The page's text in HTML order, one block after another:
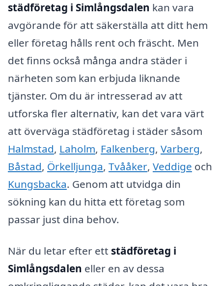
städföretag i Simlångsdalen kan vara
avgörande för att säkerställa att ditt hem
eller företag hålls rent och fräscht. Men
det finns också många andra städer i
närheten som kan erbjuda liknande
tjänster. Om du är intresserad av att
utforska fler alternativ, kan det vara värt
att överväga städföretag i städer såsom
Halmstad, Laholm, Falkenberg, Varberg,
Båstad, Örkelljunga, Tvååker, Veddige och
Kungsbacka. Genom att utvidga din
sökning kan du hitta ett företag som
passar just dina behov.
När du letar efter ett städföretag i
Simlångsdalen eller en av dessa